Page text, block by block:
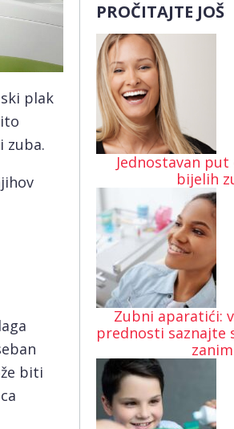
plak
zuba.
biti
PROČITAJTE JOŠ
Jednostavan
bijelih
Zubni aparatići:
prednosti saznajte